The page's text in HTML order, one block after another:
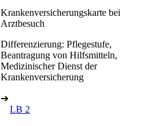
Krankenversicherungskarte bei
Arztbesuch
Differenzierung: Pflegestufe,
Beantragung von Hilfsmitteln,
Medizinischer Dienst der
Krankenversicherung
➔
LB 2